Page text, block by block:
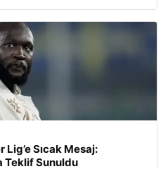
Lig’e Sıcak Mesaj:
Teklif Sunuldu